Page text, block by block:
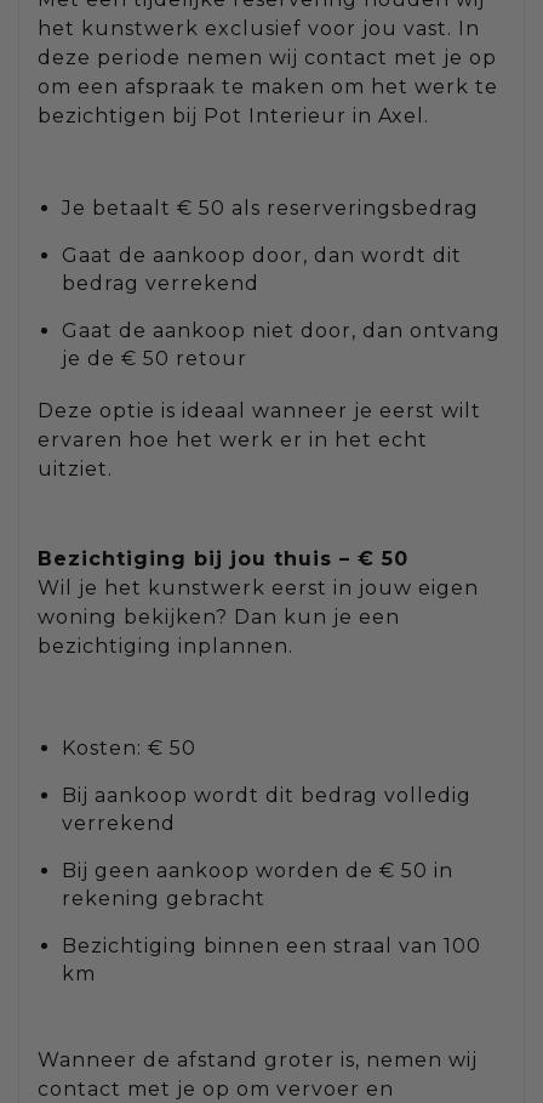
het kunstwerk exclusief voor jou vast. In
deze periode nemen wij contact met je op
om een afspraak te maken om het werk te
bezichtigen bij Pot Interieur in Axel.
Je betaalt € 50 als reserveringsbedrag
Gaat de aankoop door, dan wordt dit
bedrag verrekend
Gaat de aankoop niet door, dan ontvang
je de € 50 retour
Deze optie is ideaal wanneer je eerst wilt
ervaren hoe het werk er in het echt
uitziet.
Bezichtiging bij jou thuis – € 50
Wil je het kunstwerk eerst in jouw eigen
woning bekijken? Dan kun je een
bezichtiging inplannen.
Kosten: € 50
Bij aankoop wordt dit bedrag volledig
verrekend
Bij geen aankoop worden de € 50 in
rekening gebracht
Bezichtiging binnen een straal van 100
km
Wanneer de afstand groter is, nemen wij
contact met je op om vervoer en